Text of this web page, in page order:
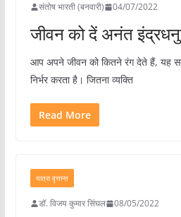
संतोष भारती (बनवारी) 04/07/2022
जीवन को दें अनंत
आप अपने जीवन को कितने रंग देते हैं, यह
निर्भर करता है। जितना व्यक्ति
Read More
यात्रा वृत्तान्त
डॉ. विजय कुमार सिंघल 08/05/2022